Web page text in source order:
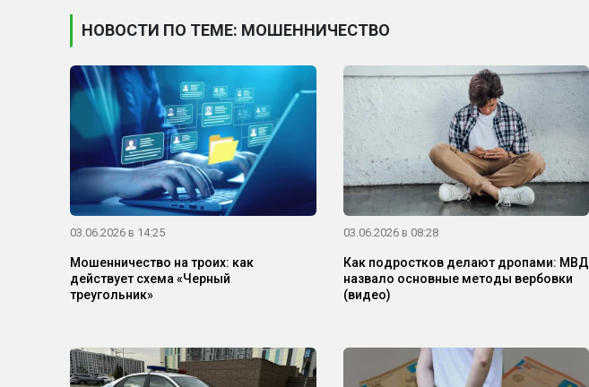
НОВОСТИ ПО ТЕМЕ: МОШЕННИЧЕСТВО
03.06.2026 в 14:25
Мошенничество на троих: как
действует схема «Черный
треугольник»
03.06.2026 в 08:28
Как подростков делают дропами: МВД
назвало основные методы вербовки
(видео)